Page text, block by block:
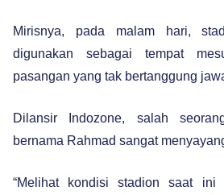
Mirisnya, pada malam hari,
digunakan sebagai tempat
pasangan yang tak bertanggung
Dilansir Indozone, salah
bernama Rahmad sangat
“Melihat kondisi stadion saat ini